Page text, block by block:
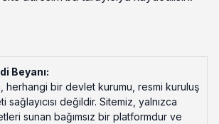
Beyanı:
herhangi bir devlet kurumu, resmi kuruluş
sağlayıcısı değildir. Sitemiz, yalnızca
sunan bağımsız bir platformdur ve